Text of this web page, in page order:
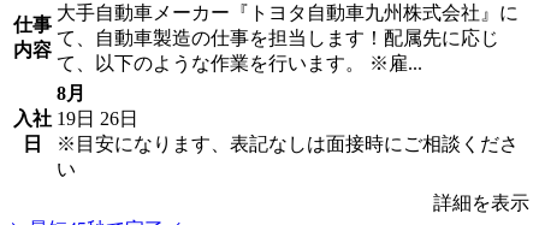
仕事
内容
大手自動車メーカー『トヨタ自動車九州株式会社』に
て、自動車製造の仕事を担当します！配属先に応じ
て、以下のような作業を行います。 ※雇...
入社
日
8月
19日 26日
※目安になります、表記なしは面接時にご相談くださ
い
詳細を表示